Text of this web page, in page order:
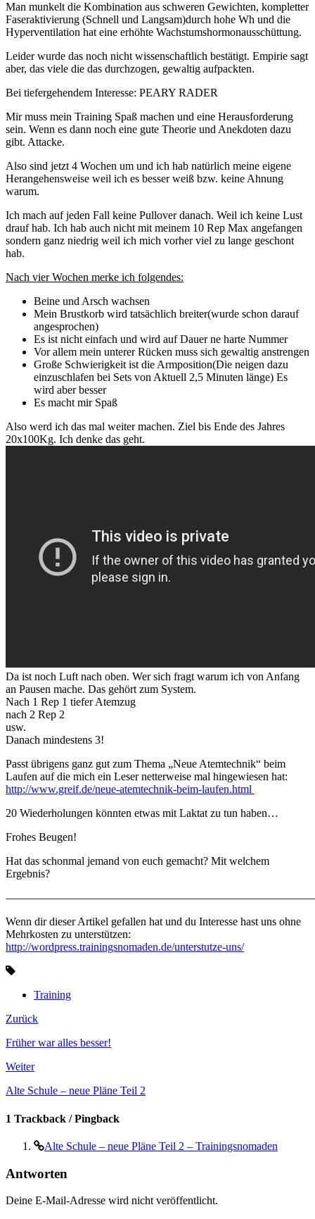
Man munkelt die Kombination aus schweren Gewichten, kompletter
Faseraktivierung (Schnell und Langsam)durch hohe Wh und die
Hyperventilation hat eine erhöhte Wachstumshormonausschüttung.
Leider wurde das noch nicht wissenschaftlich bestätigt. Empirie sagt
aber, das viele die das durchzogen, gewaltig aufpackten.
Bei tiefergehendem Interesse: PEARY RADER
Mir muss mein Training Spaß machen und eine Herausforderung
sein. Wenn es dann noch eine gute Theorie und Anekdoten dazu
gibt. Attacke.
Also sind jetzt 4 Wochen um und ich hab natürlich meine eigene
Herangehensweise weil ich es besser weiß bzw. keine Ahnung
warum.
Ich mach auf jeden Fall keine Pullover danach. Weil ich keine Lust
drauf hab. Ich hab auch nicht mit meinem 10 Rep Max angefangen
sondern ganz niedrig weil ich mich vorher viel zu lange geschont
hab.
Nach vier Wochen merke ich folgendes:
Beine und Arsch wachsen
Mein Brustkorb wird tatsächlich breiter(wurde schon darauf
angesprochen)
Es ist nicht einfach und wird auf Dauer ne harte Nummer
Vor allem mein unterer Rücken muss sich gewaltig anstrengen
Große Schwierigkeit ist die Armposition(Die neigen dazu
einzuschlafen bei Sets von Aktuell 2,5 Minuten länge) Es
wird aber besser
Es macht mir Spaß
Also werd ich das mal weiter machen. Ziel bis Ende des Jahres
20x100Kg. Ich denke das geht.
Da ist noch Luft nach oben. Wer sich fragt warum ich von Anfang
an Pausen mache. Das gehört zum System.
Nach 1 Rep 1 tiefer Atemzug
nach 2 Rep 2
usw.
Danach mindestens 3!
Passt übrigens ganz gut zum Thema „Neue Atemtechnik“ beim
Laufen auf die mich ein Leser netterweise mal hingewiesen hat:
http://www.greif.de/neue-atemtechnik-beim-laufen.html
20 Wiederholungen könnten etwas mit Laktat zu tun haben…
Frohes Beugen!
Hat das schonmal jemand von euch gemacht? Mit welchem
Ergebnis?
Wenn dir dieser Artikel gefallen hat und du Interesse hast uns ohne
Mehrkosten zu unterstützen:
http://wordpress.trainingsnomaden.de/unterstutze-uns/
Training
Zurück
Früher war alles besser!
Weiter
Alte Schule – neue Pläne Teil 2
1 Trackback / Pingback
Alte Schule – neue Pläne Teil 2 – Trainingsnomaden
Antworten
Deine E-Mail-Adresse wird nicht veröffentlicht.